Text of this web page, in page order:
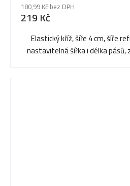
180,99 Kč bez DPH
219 Kč
Elastický kříž, šíře 4 cm, šíře
nastavitelná šířka i délka pásů,